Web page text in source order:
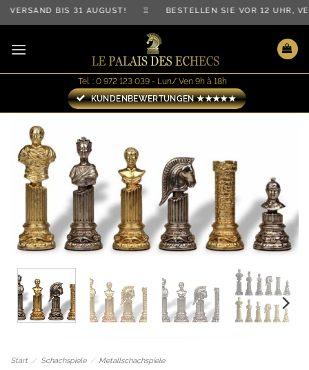
Zum
Inhalt
springen
VERSAND BIS 31 AUGUST! ♖ BESTELLEN SIE VOR 12 UHR,
Tel. : 0 972 123 039 - Lun/ Ven 9h à 18h
KUNDENBEWERTUNGEN ★★★★★
Start / Schachspiele / Metallschachspiele